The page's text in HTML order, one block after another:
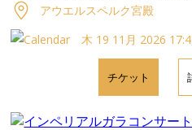
アウエルスペルク宮殿
木 19 11月 2026
チケット